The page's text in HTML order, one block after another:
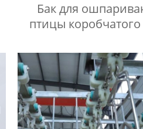
Бак для
птицы